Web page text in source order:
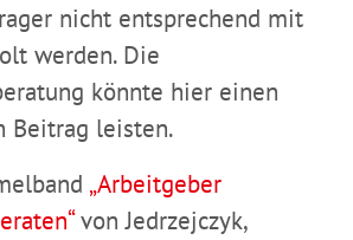
nicht entsprechend mit
werden. Die
könnte hier einen
Beitrag leisten.
„Arbeitgeber
von Jedrzejczyk,